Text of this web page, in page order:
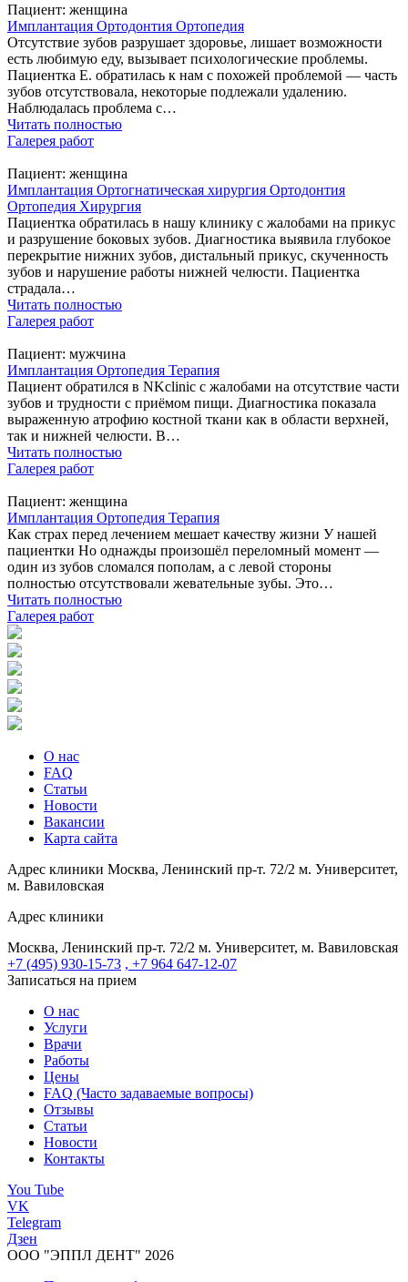
Пациент: женщина
Имплантация Ортодонтия Ортопедия
Отсутствие зубов разрушает здоровье, лишает возможности
есть любимую еду, вызывает психологические проблемы.
Пациентка Е. обратилась к нам с похожей проблемой — часть
зубов отсутствовала, некоторые подлежали удалению.
Наблюдалась проблема с…
Читать полностью
Галерея работ
Пациент: женщина
Имплантация Ортогнатическая хирургия Ортодонтия
Ортопедия Хирургия
Пациентка обратилась в нашу клинику с жалобами на прикус
и разрушение боковых зубов. Диагностика выявила глубокое
перекрытие нижних зубов, дистальный прикус, скученность
зубов и нарушение работы нижней челюсти. Пациентка
страдала…
Читать полностью
Галерея работ
Пациент: мужчина
Имплантация Ортопедия Терапия
Пациент обратился в NKclinic с жалобами на отсутствие части
зубов и трудности с приёмом пищи. Диагностика показала
выраженную атрофию костной ткани как в области верхней,
так и нижней челюсти. В…
Читать полностью
Галерея работ
Пациент: женщина
Имплантация Ортопедия Терапия
Как страх перед лечением мешает качеству жизни У нашей
пациентки Но однажды произошёл переломный момент —
один из зубов сломался пополам, а с левой стороны
полностью отсутствовали жевательные зубы. Это…
Читать полностью
Галерея работ
О нас
FAQ
Статьи
Новости
Вакансии
Карта сайта
Адрес клиники Москва, Ленинский пр-т. 72/2 м. Университет,
м. Вавиловская
Адрес клиники
Москва, Ленинский пр-т. 72/2 м. Университет, м. Вавиловская
+7 (495) 930-15-73 , +7 964 647-12-07
Записаться на прием
О нас
Услуги
Врачи
Работы
Цены
FAQ (Часто задаваемые вопросы)
Отзывы
Статьи
Новости
Контакты
You Tube
VK
Telegram
Дзен
ООО "ЭППЛ ДЕНТ" 2026